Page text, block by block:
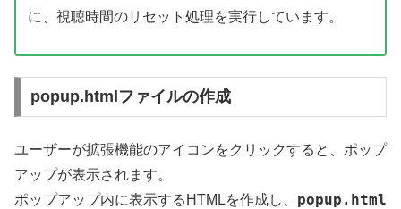
に、視聴時間のリセット処理を実行しています。
popup.htmlファイルの作成
ユーザーが拡張機能のアイコンをクリックすると、ポップ
アップが表示されます。
ポップアップ内に表示するHTMLを作成し、 popup.html